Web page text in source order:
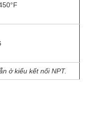
ở kiểu kết nối NPT.